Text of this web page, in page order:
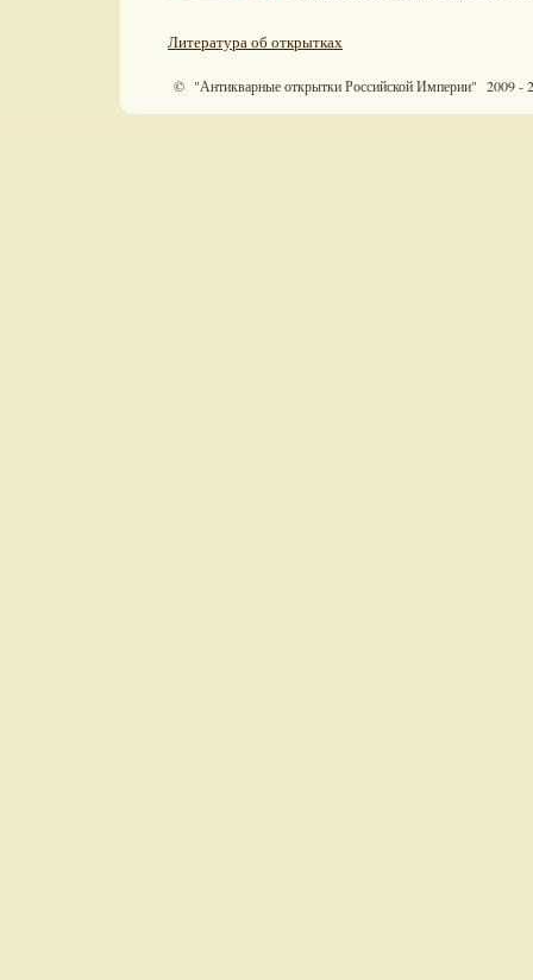
Литература об открытках
© "Антикварные открытки Российской Империи" 2009 -